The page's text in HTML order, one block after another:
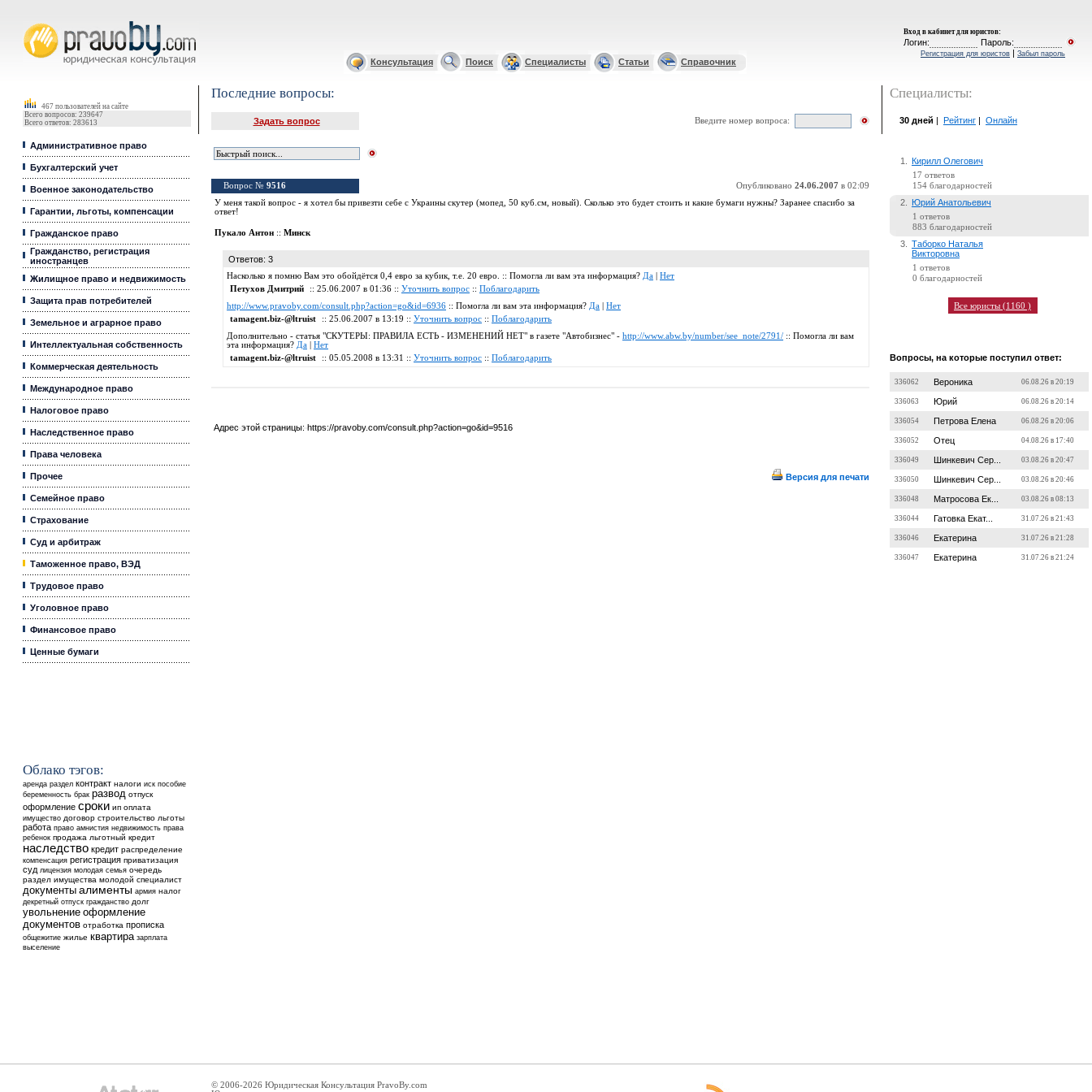
Вход в кабинет для юристов:
Логин: Пароль:
Регистрация для юристов | Забыл пароль
Консультация Поиск Специалисты Статьи Справочник
467 пользователей на сайте
Всего вопросов: 239647
Всего ответов: 283613
Административное право
Бухгалтерский учет
Военное законодательство
Гарантии, льготы, компенсации
Гражданское право
Гражданство, регистрация
иностранцев
Жилищное право и недвижимость
Защита прав потребителей
Земельное и аграрное право
Интеллектуальная собственность
Коммерческая деятельность
Международное право
Налоговое право
Наследственное право
Права человека
Прочее
Семейное право
Страхование
Суд и арбитраж
Таможенное право, ВЭД
Трудовое право
Уголовное право
Финансовое право
Ценные бумаги
Облако тэгов:
аренда раздел контракт налоги иск пособие
беременность брак развод отпуск
оформление сроки ип оплата
имущество договор строительство льготы
работа право амнистия недвижимость права
ребенок продажа льготный кредит
наследство кредит распределение
компенсация регистрация приватизация
суд лицензия молодая семья очередь
раздел имущества молодой специалист
документы алименты армия налог
декретный отпуск гражданство долг
увольнение оформление
документов отработка прописка
общежитие жилье квартира зарплата
выселение
Последние вопросы:
Задать вопрос Введите номер вопроса:
Вопрос № 9516 Опубликовано 24.06.2007 в 02:09
У меня такой вопрос - я хотел бы привезти себе с Украины скутер (мопед, 50 куб.см, новый). Сколько это будет стоить и какие бумаги нужны? Заранее спасибо за
ответ!
Пукало Антон :: Минск
Ответов: 3
Насколько я помню Вам это обойдётся 0,4 евро за кубик, т.е. 20 евро. :: Помогла ли вам эта информация? Да
Нет
Петухов Дмитрий
:: 25.06.2007 в 01:36 :: Уточнить вопрос :: Поблагодарить
http://www.pravoby.com/consult.php?action=go&id=6936 :: Помогла ли вам эта информация? Да
Нет
tamagent.biz-@ltruist
:: 25.06.2007 в 13:19 :: Уточнить вопрос :: Поблагодарить
Дополнительно - статья "СКУТЕРЫ: ПРАВИЛА ЕСТЬ - ИЗМЕНЕНИЙ НЕТ" в газете "Автобизнес" - http://www.abw.by/number/see_note/2791/ :: Помогла ли вам
эта информация? Да
Нет
tamagent.biz-@ltruist
:: 05.05.2008 в 13:31 :: Уточнить вопрос :: Поблагодарить
Адрес этой страницы: https://pravoby.com/consult.php?action=go&id=9516
Версия для печати
Специалисты:
30 дней Рейтинг Онлайн
1. Кирилл Олегович
17 ответов
154 благодарностей
2. Юрий Анатольевич
1 ответов
883 благодарностей
3.
Таборко Наталья
Викторовна
1 ответов
0 благодарностей
Все юристы (1160 )
Вопросы, на которые поступил ответ:
336062 Вероника 06.08.26 в 20:19
336063 Юрий 06.08.26 в 20:14
336054 Петрова Елена 06.08.26 в 20:06
336052 Отец 04.08.26 в 17:40
336049 Шинкевич Сер... 03.08.26 в 20:47
336050 Шинкевич Сер... 03.08.26 в 20:46
336048 Матросова Ек... 03.08.26 в 08:13
336044 Гатовка Екат... 31.07.26 в 21:43
336046 Екатерина 31.07.26 в 21:28
336047 Екатерина 31.07.26 в 21:24
© 2006-2026 Юридическая Консультация PravoBy.com